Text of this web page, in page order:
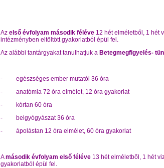
Az első évfolyam második féléve 12 hét elméletből, 1 hét
intézményben eltöltött gyakorlatból épül fel.
Az alábbi tantárgyakat tanulhatjuk a Betegmegfigyelés-
-
egészséges ember mutatói 36 óra
-
anatómia 72 óra elmélet, 12 óra gyakorlat
-
kórtan 60 óra
-
belgyógyászat 36 óra
-
ápolástan 12 óra elmélet, 60 óra gyakorlat
Amásodik évfolyam első féléve 13 hét elméletből, 1 hét
gyakorlatból épül fel.